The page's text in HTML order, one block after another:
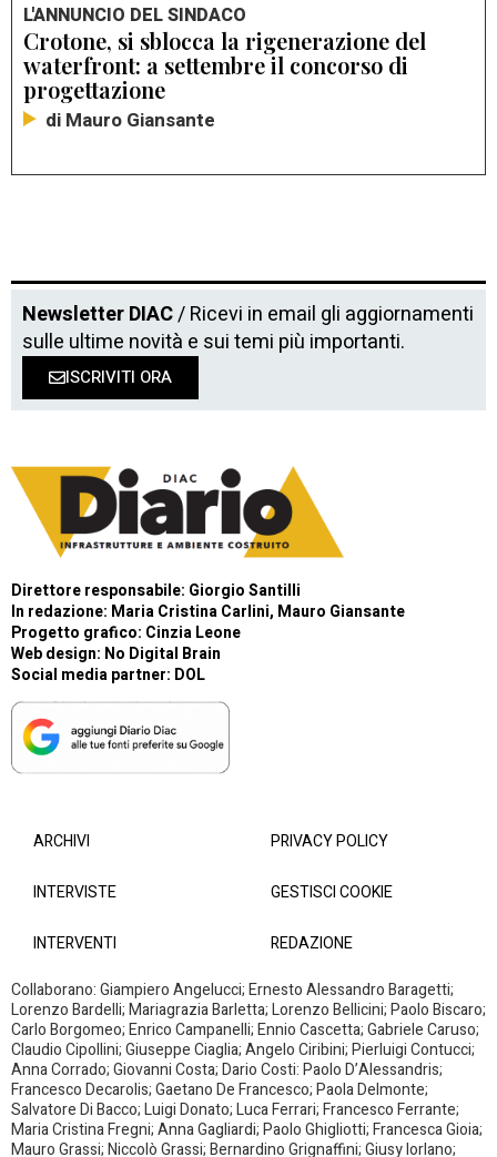
L'ANNUNCIO DEL SINDACO
Crotone, si sblocca la rigenerazione del
waterfront: a settembre il concorso di
progettazione
di Mauro Giansante
Newsletter DIAC/ Ricevi in email gli aggiornamenti
sulle ultime novità e sui temi più importanti.
ISCRIVITI ORA
Direttore responsabile: Giorgio Santilli
In redazione: Maria Cristina Carlini, Mauro Giansante
Progetto grafico: Cinzia Leone
Web design: No Digital Brain
Social media partner: DOL
ARCHIVI
INTERVISTE
INTERVENTI
PRIVACY POLICY
GESTISCI COOKIE
REDAZIONE
Collaborano: Giampiero Angelucci; Ernesto Alessandro Baragetti;
Lorenzo Bardelli; Mariagrazia Barletta; Lorenzo Bellicini; Paolo Biscaro;
Carlo Borgomeo; Enrico Campanelli; Ennio Cascetta; Gabriele Caruso;
Claudio Cipollini; Giuseppe Ciaglia; Angelo Ciribini; Pierluigi Contucci;
Anna Corrado; Giovanni Costa; Dario Costi: Paolo D’Alessandris;
Francesco Decarolis; Gaetano De Francesco; Paola Delmonte;
Salvatore Di Bacco; Luigi Donato; Luca Ferrari; Francesco Ferrante;
Maria Cristina Fregni; Anna Gagliardi; Paolo Ghigliotti; Francesca Gioia;
Mauro Grassi; Niccolò Grassi; Bernardino Grignaffini; Giusy Iorlano;